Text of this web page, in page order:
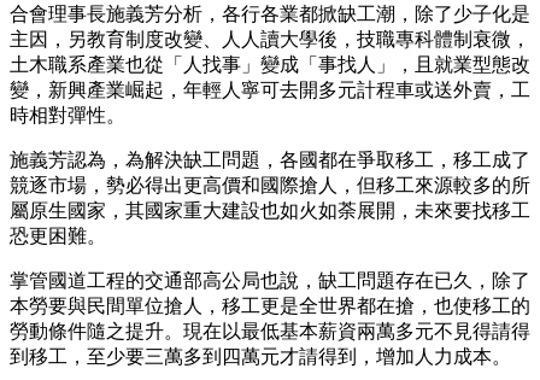
合會理事長施義芳分析，各行各業都掀缺工潮，除了少子化是
主因，另教育制度改變、人人讀大學後，技職專科體制衰微，
土木職系產業也從「人找事」變成「事找人」，且就業型態改
變，新興產業崛起，年輕人寧可去開多元計程車或送外賣，工
時相對彈性。
施義芳認為，為解決缺工問題，各國都在爭取移工，移工成了
競逐市場，勢必得出更高價和國際搶人，但移工來源較多的所
屬原生國家，其國家重大建設也如火如荼展開，未來要找移工
恐更困難。
掌管國道工程的交通部高公局也說，缺工問題存在已久，除了
本勞要與民間單位搶人，移工更是全世界都在搶，也使移工的
勞動條件隨之提升。現在以最低基本薪資兩萬多元不見得請得
到移工，至少要三萬多到四萬元才請得到，增加人力成本。